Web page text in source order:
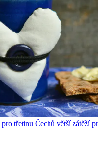
třetinu Čechů větší zátěží